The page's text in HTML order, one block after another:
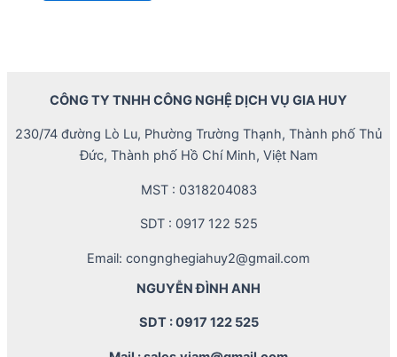
CÔNG TY TNHH CÔNG NGHỆ DỊCH VỤ GIA HUY
230/74 đường Lò Lu, Phường Trường Thạnh, Thành phố Thủ
Đức, Thành phố Hồ Chí Minh, Việt Nam
MST : 0318204083
SDT : 0917 122 525
Email: congnghegiahuy2@gmail.com
NGUYỄN ĐÌNH ANH
SDT : 0917 122 525